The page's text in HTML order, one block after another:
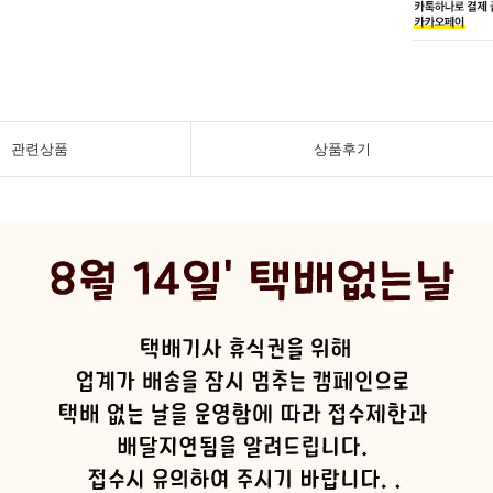
관련상품 상품후기